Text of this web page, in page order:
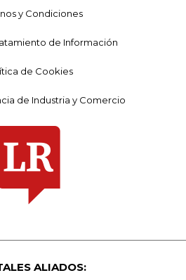
y Condiciones
de Información
de Cookies
de Industria y Comercio
ALIADOS: